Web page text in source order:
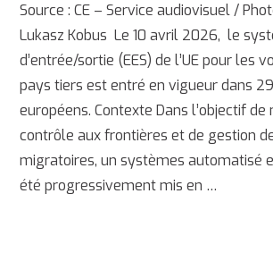
Source : CE – Service audiovisuel /
Lukasz Kobus Le 10 avril 2026, le
d’entrée/sortie (EES) de l’UE pour les
pays tiers est entré en vigueur dans
européens. Contexte Dans l’objectif
contrôle aux frontières et de gestion
migratoires, un systèmes automatisé
été progressivement mis en …